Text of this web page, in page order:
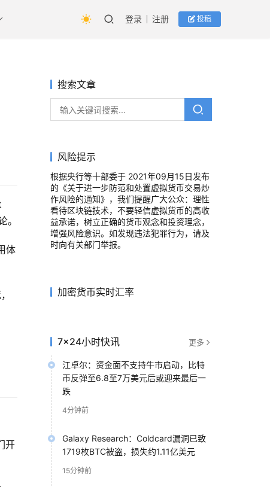
登录 注册 投稿
体
开
搜索文章
风险提示
根据央行等十部委于 2021年09月15日发布
的《关于进一步防范和处置虚拟货币交易炒
作风险的通知》，我们提醒广大公众：理性
看待区块链技术，不要轻信虚拟货币的高收
益承诺，树立正确的货币观念和投资理念，
增强风险意识。如发现违法犯罪行为，请及
时向有关部门举报。
加密货币实时汇率
7×24小时快讯 更多
江卓尔：资金面不支持牛市启动，比特
币反弹至6.8至7万美元后或迎来最后一
跌
4分钟前
Galaxy Research：Coldcard漏洞已致
1719枚BTC被盗，损失约1.11亿美元
15分钟前